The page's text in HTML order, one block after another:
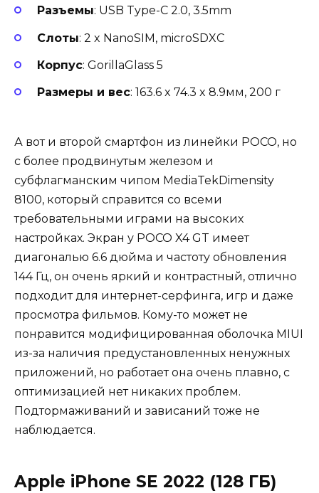
Разъемы: USB Type-C 2.0, 3.5mm
Слоты: 2 x NanoSIM, microSDXC
Корпус: GorillaGlass 5
Размеры и вес: 163.6 x 74.3 x 8.9мм, 200 г
А вот и второй смартфон из линейки POCO, но
с более продвинутым железом и
субфлагманским чипом MediaTekDimensity
8100, который справится со всеми
требовательными играми на высоких
настройках. Экран у POCO X4 GT имеет
диагональю 6.6 дюйма и частоту обновления
144 Гц, он очень яркий и контрастный, отлично
подходит для интернет-серфинга, игр и даже
просмотра фильмов. Кому-то может не
понравится модифицированная оболочка MIUI
из-за наличия предустановленных ненужных
приложений, но работает она очень плавно, с
оптимизацией нет никаких проблем.
Подтормаживаний и зависаний тоже не
наблюдается.
Apple iPhone SE 2022 (128 ГБ)